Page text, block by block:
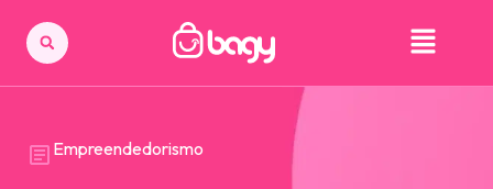
Empreendedorismo